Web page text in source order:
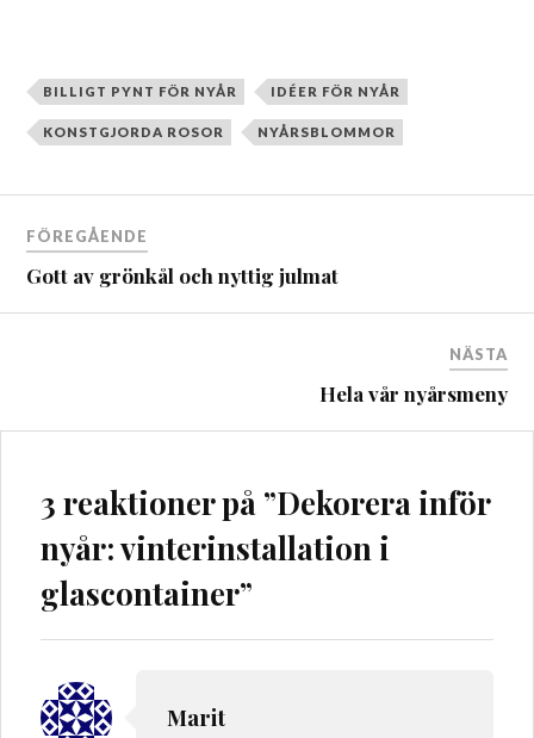
BILLIGT PYNT FÖR NYÅR IDÉER FÖR NYÅR
KONSTGJORDA ROSOR NYÅRSBLOMMOR
Inläggsnavigering
FÖREGÅENDE
Gott av grönkål och nyttig julmat
NÄSTA
Hela vår nyårsmeny
3 reaktioner på ”Dekorera inför
nyår: vinterinstallation i
glascontainer”
Marit